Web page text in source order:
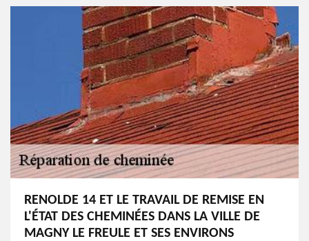
RENOLDE 14 ET LE TRAVAIL DE REMISE EN
L'ÉTAT DES CHEMINÉES DANS LA VILLE DE
MAGNY LE FREULE ET SES ENVIRONS